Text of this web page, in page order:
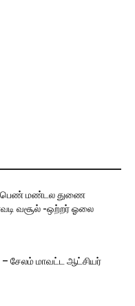
பெண் மண்டல துணை
வசூல் -ஒற்றர் ஓலை
சேலம் மாவட்ட ஆட்சியர்